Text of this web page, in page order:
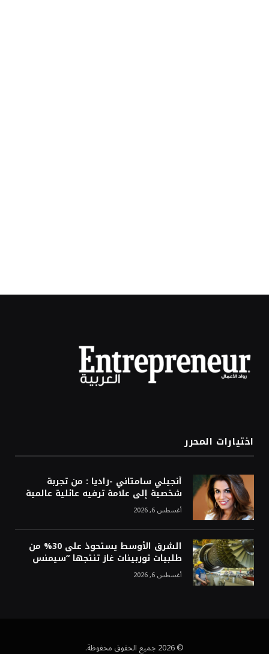
اختيارات المحرر
أنجيلي سامتاني -راديا : من تجربة
شخصية إلى علامة ترفيه عائلية عالمية
أغسطس 6, 2026
الشرق الأوسط يستحوذ على 30% من
طلبيات توربينات غاز تنتجها “سيمنس
أغسطس 6, 2026
© 2026 جميع الحقوق محفوظة.